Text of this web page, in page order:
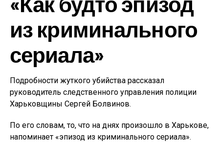
из криминального
сериала»
Подробности жуткого убийства рассказал
руководитель следственного управления полиции
Харьковщины Сергей Болвинов.
По его словам, то, что на днях произошло в Харькове,
напоминает «эпизод из криминального сериала».